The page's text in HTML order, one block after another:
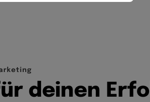
r keti ng
ür deinen Erfo